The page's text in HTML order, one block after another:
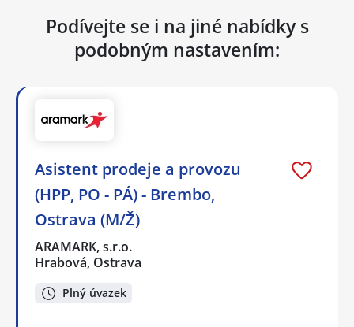
Podívejte se i na jiné nabídky s
podobným nastavením:
Asistent prodeje a provozu
(HPP, PO - PÁ) - Brembo,
Ostrava (M/Ž)
ARAMARK, s.r.o.
Hrabová, Ostrava
Plný úvazek